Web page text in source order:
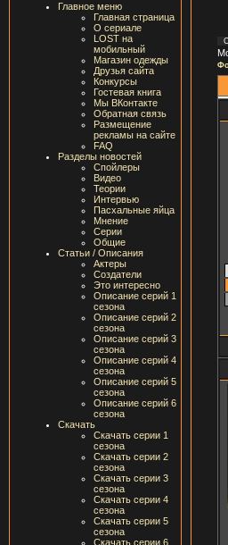
Главное меню
Главная страница
О сериале
LOST на
мобильный
Магазин одежды
Друзья сайта
Конкурсы
Гостевая книга
Мы ВКонтакте
Обратная связь
Размещение
рекламы на сайте
FAQ
Разделы новостей
Спойлеры
Видео
Теории
Интервью
Пасхальные яйца
Мнение
Серии
Общие
Статьи / Описания
Актеры
Создатели
Это интересно
Описание серий 1
сезона
Описание серий 2
сезона
Описание серий 3
сезона
Описание серий 4
сезона
Описание серий 5
сезона
Описание серий 6
сезона
Скачать
Скачать серии 1
сезона
Скачать серии 2
сезона
Скачать серии 3
сезона
Скачать серии 4
сезона
Скачать серии 5
сезона
Скачать серии 6